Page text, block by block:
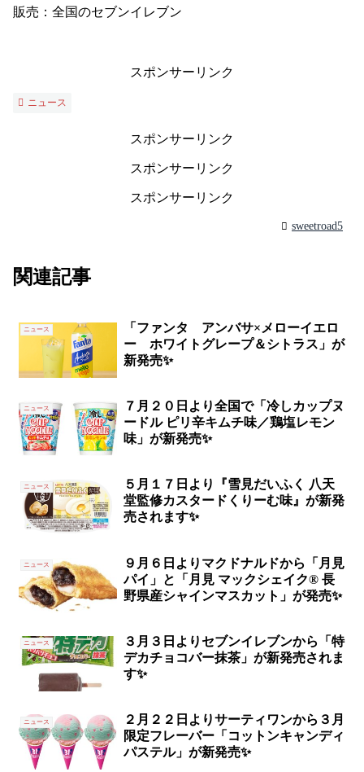
販売：全国のセブンイレブン
スポンサーリンク
ニュース
スポンサーリンク
スポンサーリンク
スポンサーリンク
sweetroad5
関連記事
ニュース
「ファンタ アンバサ×メローイエロ
ー ホワイトグレープ＆シトラス」が
新発売✨
ニュース
７月２０日より全国で「冷しカップヌ
ードル ピリ辛キムチ味／鶏塩レモン
味」が新発売✨
ニュース
５月１７日より『雪見だいふく 八天
堂監修カスタードくりーむ味』が新発
売されます✨
ニュース
９月６日よりマクドナルドから「月見
パイ」と「月見 マックシェイク® 長
野県産シャインマスカット」が発売✨
ニュース
３月３日よりセブンイレブンから「特
デカチョコバー抹茶」が新発売されま
す✨
ニュース
２月２２日よりサーティワンから３月
限定フレーバー「コットンキャンディ
パステル」が新発売✨